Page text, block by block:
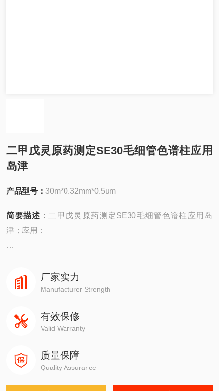
二甲戊灵原药测定SE30毛细管色谱柱应用
岛津
产品型号：30m*0.32mm*0.5um
简要描述： 二甲戊灵原药测定SE30毛细管色谱柱应用岛
津；应用：
4890,5890,6890,7820,7890,8860,8890
赛默飞1310,1300,1610,1600
瓦里安3800系列
厂家实力
Manufacturer Strength
有效保修
Valid Warranty
质量保障
Quality Assurance